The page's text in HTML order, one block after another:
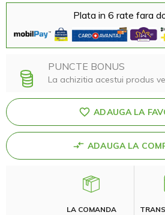
Plata in 6 rate fara
PUNCTE BONUS
La achizitia acestui produs
ADAUGA LA
ADAUGA LA
LA COMANDA